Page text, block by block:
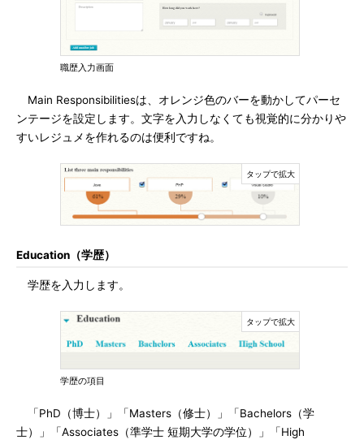
職歴入力画面
Main Responsibilitiesは、オレンジ色のバーを動かしてパーセ
ンテージを設定します。文字を入力しなくても視覚的に分かりや
すいレジュメを作れるのは便利ですね。
Education（学歴）
学歴を入力します。
学歴の項目
「PhD（博士）」「Masters（修士）」「Bachelors（学
士）」「Associates（準学士 短期大学の学位）」「High